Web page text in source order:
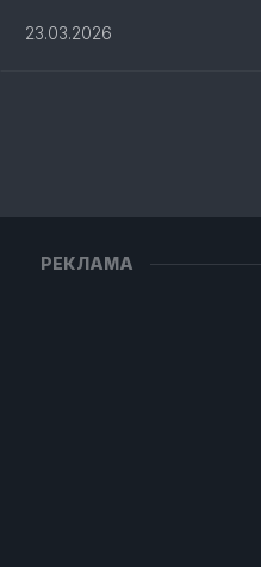
23.03.2026
РЕКЛАМА